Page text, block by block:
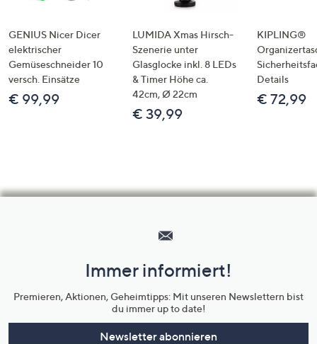
GENIUS Nicer Dicer
elektrischer
Gemüseschneider 10
versch. Einsätze
€ 99,99
LUMIDA Xmas Hirsch-
Szenerie unter
Glasglocke inkl. 8 LEDs
& Timer Höhe ca.
42cm, Ø 22cm
€ 39,99
KIPLING®
Details
€ 72,99
Unternehmensinformationen
Immer informiert!
Premieren, Aktionen, Geheimtipps: Mit unseren Newslettern bist
du immer up to date!
Newsletter abonnieren